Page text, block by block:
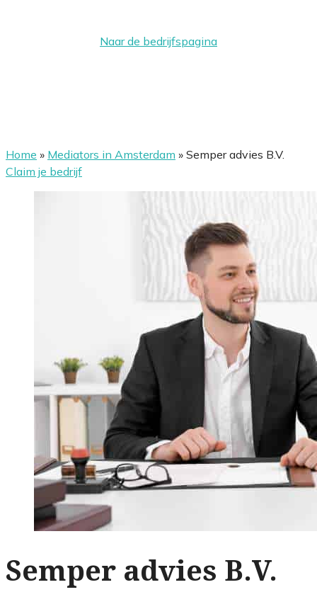
Naar de bedrijfspagina
Home » Mediators in Amsterdam » Semper advies B.V.
Claim je bedrijf
Semper advies B.V.